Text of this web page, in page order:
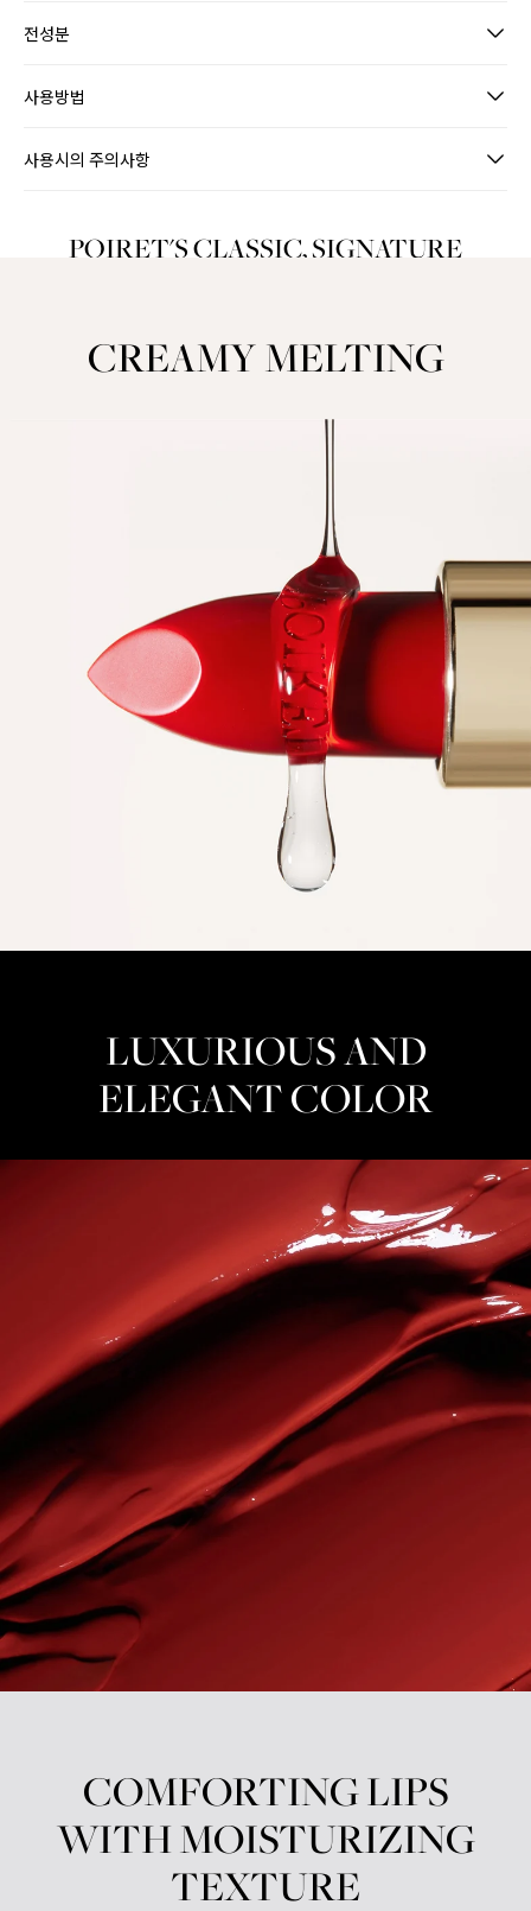
전성분
사용방법
사용시의 주의사항
POIRET'S CLASSIC, SIGNATURE
CREAMY MELTING
LUXURIOUS AND
ELEGANT COLOR
COMFORTING LIPS
WITH MOISTURIZING
TEXTURE